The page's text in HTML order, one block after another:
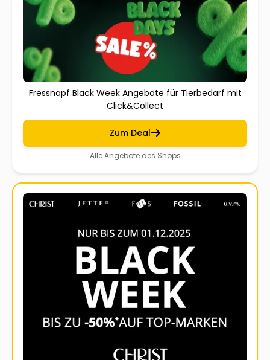
Fressnapf Black Week Angebote für Tierbedarf mit
Click&Collect
Zum Deal
Alle Angebote des Shops